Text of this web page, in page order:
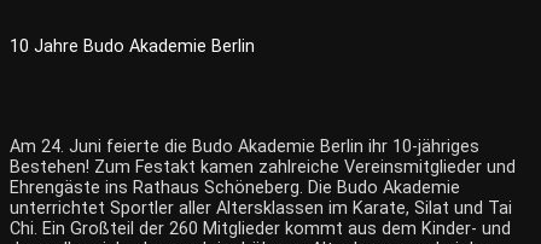
10 Jahre Budo Akademie Berlin
Am 24. Juni feierte die Budo Akademie Berlin ihr 10-jähriges
Bestehen! Zum Festakt kamen zahlreiche Vereinsmitglieder und
Ehrengäste ins Rathaus Schöneberg. Die Budo Akademie
unterrichtet Sportler aller Altersklassen im Karate, Silat und Tai
Chi. Ein Großteil der 260 Mitglieder kommt aus dem Kinder- und